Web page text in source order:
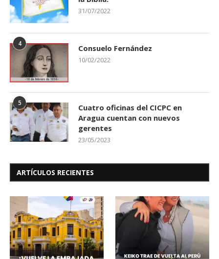
31/07/2022
4 Consuelo Fernández
10/02/2022
5
Cuatro oficinas del CICPC en
Aragua cuentan con nuevos
gerentes
23/05/2023
ARTÍCULOS RECIENTES